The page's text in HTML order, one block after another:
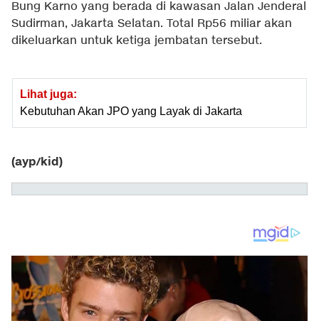
Bung Karno yang berada di kawasan Jalan Jenderal
Sudirman, Jakarta Selatan. Total Rp56 miliar akan
dikeluarkan untuk ketiga jembatan tersebut.
Lihat juga:
Kebutuhan Akan JPO yang Layak di Jakarta
(ayp/kid)